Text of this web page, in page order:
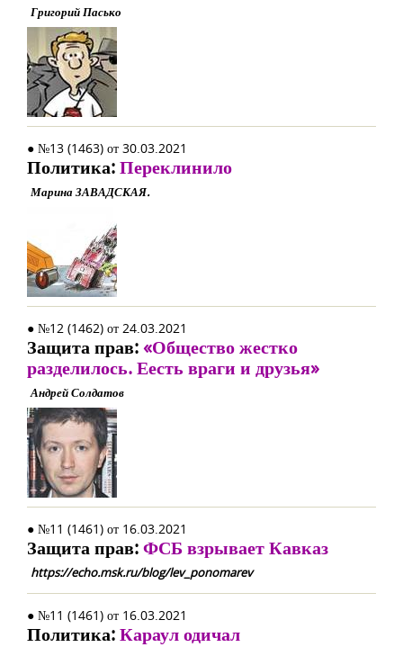
Григорий Пасько
● №13 (1463) от 30.03.2021
Политика:Переклинило
Марина ЗАВАДСКАЯ.
● №12 (1462) от 24.03.2021
Защита прав:«Общество жестко
разделилось. Еесть враги и друзья»
Андрей Солдатов
● №11 (1461) от 16.03.2021
Защита прав:ФСБ взрывает Кавказ
https://echo.msk.ru/blog/lev_ponomarev
● №11 (1461) от 16.03.2021
Политика:Караул одичал